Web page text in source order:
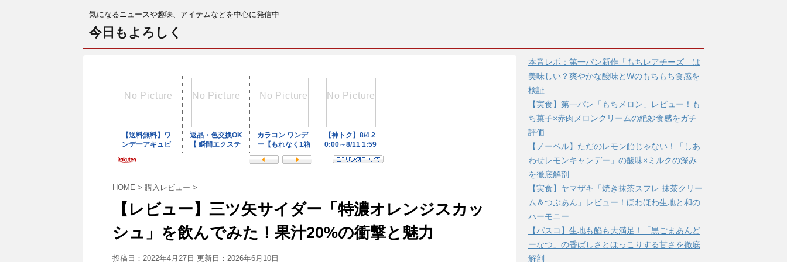
気になるニュースや趣味、アイテムなどを中心に発信中
今日もよろしく
HOME > 購入レビュー >
【レビュー】三ツ矢サイダー「特濃オレンジスカッ
シュ」を飲んでみた！果汁20%の衝撃と魅力
投稿日：2022年4月27日 更新日： 2026年6月10日
本音レポ：第一パン新作「もちレアチーズ」は
美味しい？爽やかな酸味とWのもちもち食感を
検証
【実食】第一パン「もちメロン」レビュー！も
ち菓子×赤肉メロンクリームの絶妙食感をガチ
評価
【ノーベル】ただのレモン飴じゃない！「しあ
わせレモンキャンデー」の酸味×ミルクの深み
を徹底解剖
【実食】ヤマザキ「焼き抹茶スフレ 抹茶クリー
ム＆つぶあん」レビュー！ほわほわ生地と和の
ハーモニー
【パスコ】生地も餡も大満足！「黒ごまあんど
ーなつ」の香ばしさとほっこりする甘さを徹底
解剖